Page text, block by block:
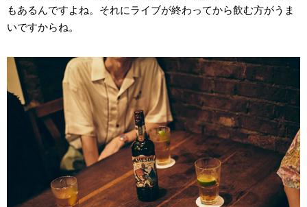
もあるんですよね。それにライブが終わってから飲む方がうま
いですからね。